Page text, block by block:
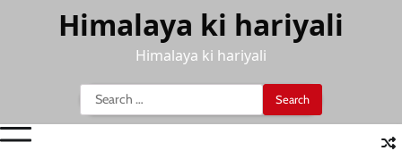
Himalaya ki hariyali
Himalaya ki hariyali
Search
for: